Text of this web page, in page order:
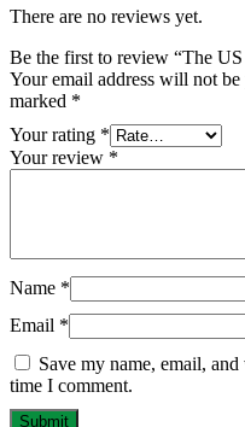
There are no reviews yet.
Be the first to review “The
Your email address will not be
marked *
Your rating *
Your review *
Name *
Email *
Save my name, email,
time I comment.